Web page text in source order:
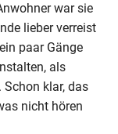
war sie
lieber verreist
paar Gänge
als
Schon klar, das
nicht hören